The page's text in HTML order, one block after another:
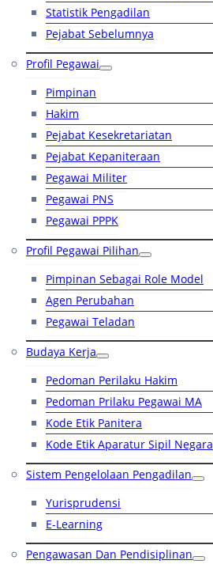
Statistik Pengadilan
Pejabat Sebelumnya
Profil Pegawai
Pimpinan
Hakim
Pejabat Kesekretariatan
Pejabat Kepaniteraan
Pegawai Militer
Pegawai PNS
Pegawai PPPK
Profil Pegawai Pilihan
Pimpinan Sebagai Role Model
Agen Perubahan
Pegawai Teladan
Budaya Kerja
Pedoman Perilaku Hakim
Pedoman Prilaku Pegawai MA
Kode Etik Panitera
Kode Etik Aparatur Sipil Negara
Sistem Pengelolaan Pengadilan
Yurisprudensi
E-Learning
Pengawasan Dan Pendisiplinan